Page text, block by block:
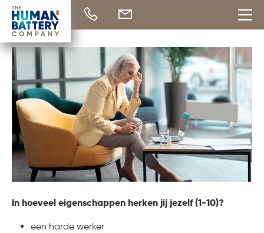
HOME
HERSTEL
PREVENTIE
OVER ONS
REFERENTIES
LOCATIES
CONTACT
MIJN VERHAAL
ZELFTEST
GO-VOETBAL
In hoeveel eigenschappen herken jij jezelf (1-10)?
een harde werker